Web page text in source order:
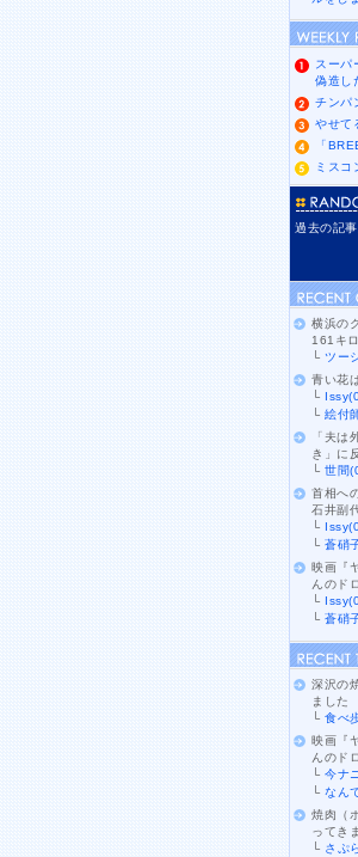
スーパ
偽造し
チンパ
やせて
「
ミスコ
過去の記
横浜の
161キロ
└ツー
青い花
└
└絵付
「夫は
き」に
└世間
首相へ
石井副
└
└蒼硝
映画『
んのド
└
└蒼硝
深沢の
ました
└食べ
映画『
んのド
└今ナ
└なん
焼肉（
ってき
└ さぷ